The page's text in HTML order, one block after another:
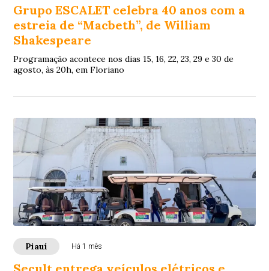
Grupo ESCALET celebra 40 anos com a
estreia de “Macbeth”, de William
Shakespeare
Programação acontece nos dias 15, 16, 22, 23, 29 e 30 de
agosto, às 20h, em Floriano
Piauí Há 1 mês